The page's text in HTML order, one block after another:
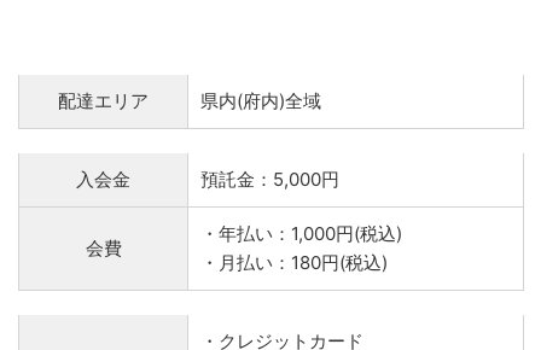
配達エリア 県内(府内)全域
入会金 預託金：5,000円
会費
・年払い：1,000円(税込)
・月払い：180円(税込)
・クレジットカード